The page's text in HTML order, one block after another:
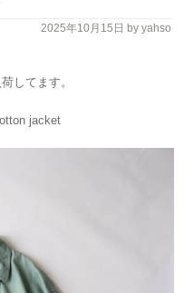
2025年10月15日 by yahso
してます。
jacket